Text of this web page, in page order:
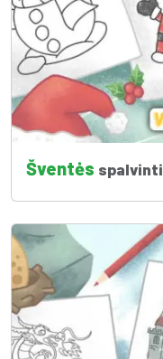
Šventės spalvinti